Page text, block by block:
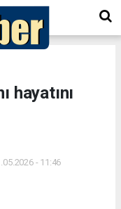
hayatını
- 11:46